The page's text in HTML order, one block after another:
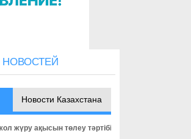
НОВОСТЕЙ
Новости Казахстана
жүру ақысын төлеу тәртібі өзгерді: төлемді